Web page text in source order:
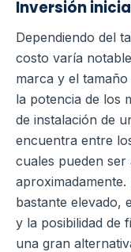
Inversión
Dependiendo del
costo varía
marca y el
la potencia de los
de instalación de
encuentra entre
cuales pueden ser
aproximadamente.
bastante elevado,
y la posibilidad de
una gran